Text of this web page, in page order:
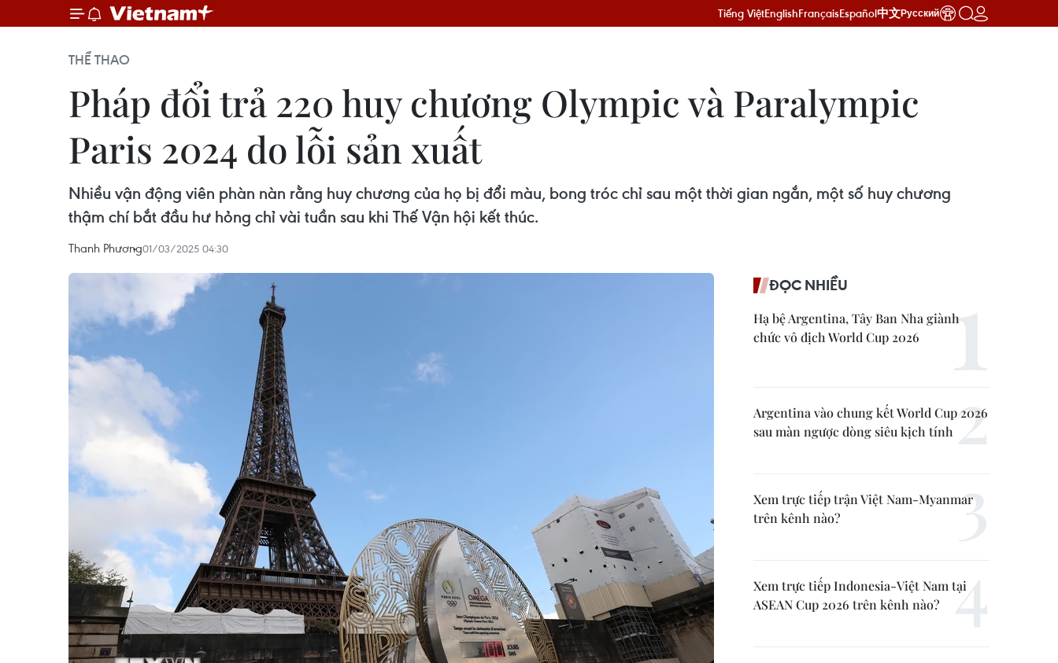
Tiếng ViệtEnglishFrançaisEspañol中文Русский
THỂ THAO
Pháp đổi trả 220 huy chương Olympic và Paralympic
Paris 2024 do lỗi sản xuất
Nhiều vận động viên phàn nàn rằng huy chương của họ bị đổi màu, bong tróc chỉ sau một thời gian ngắn, một số huy chương
thậm chí bắt đầu hư hỏng chỉ vài tuần sau khi Thế Vận hội kết thúc.
Thanh Phương01/03/2025 04:30
ĐỌC NHIỀU
Hạ bệ Argentina, Tây Ban Nha giành
chức vô địch World Cup 2026
Argentina vào chung kết World Cup 2026
sau màn ngược dòng siêu kịch tính
Xem trực tiếp trận Việt Nam-Myanmar
trên kênh nào?
Xem trực tiếp Indonesia-Việt Nam tại
ASEAN Cup 2026 trên kênh nào?